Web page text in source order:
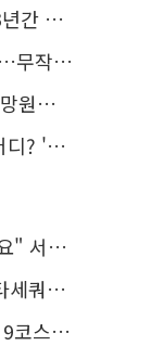
높인다
해보세요!
코스
천 코스
의 정체
15코스
나볼까